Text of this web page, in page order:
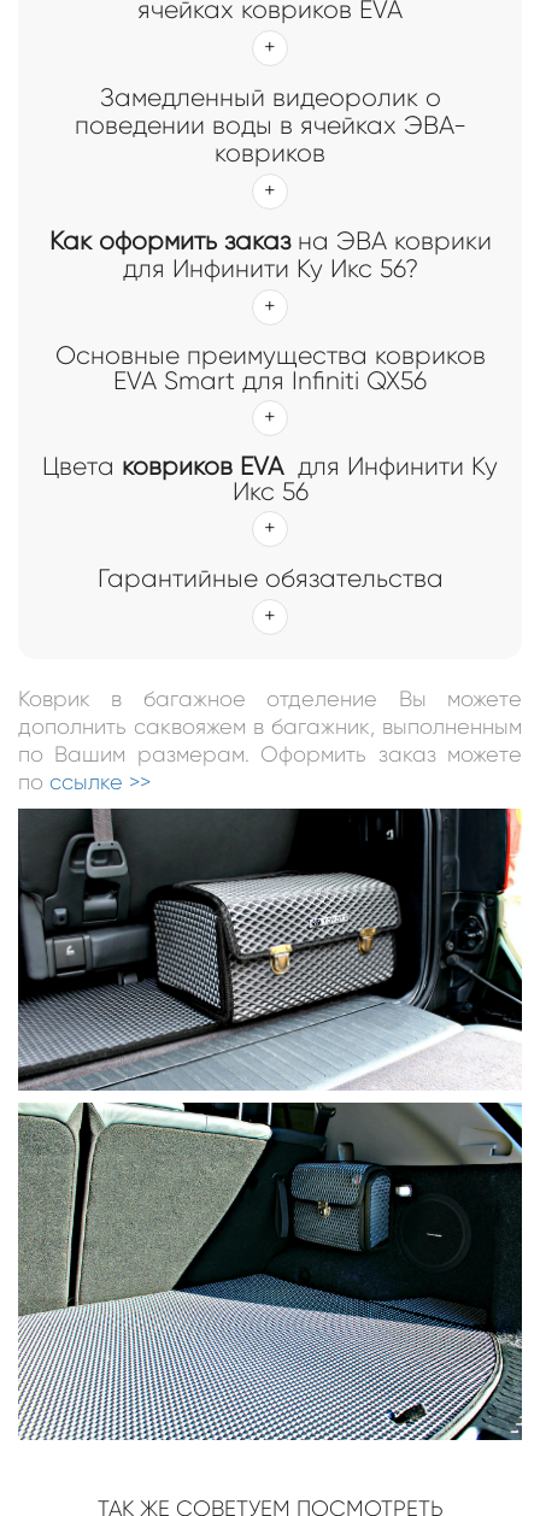
ячейках ковриков EVA
Замедленный видеоролик о
поведении воды в ячейках ЭВА-
ковриков
Как оформить заказна ЭВА коврики
для Инфинити Ку Икс 56?
Основные преимущества ковриков
EVA Smart для Infiniti QX56
Цвета ковриков EVAдля Инфинити Ку
Икс 56
Гарантийные обязательства
Коврик в багажное отделение Вы можете
дополнить саквояжем в багажник, выполненным
по Вашим размерам. Оформить заказ можете
по ссылке >>
ТАК ЖЕ СОВЕТУЕМ ПОСМОТРЕТЬ